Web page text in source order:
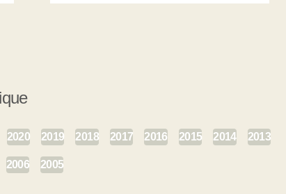
2020 2019 2018 2017 2016 2015 2014 2013
2006 2005